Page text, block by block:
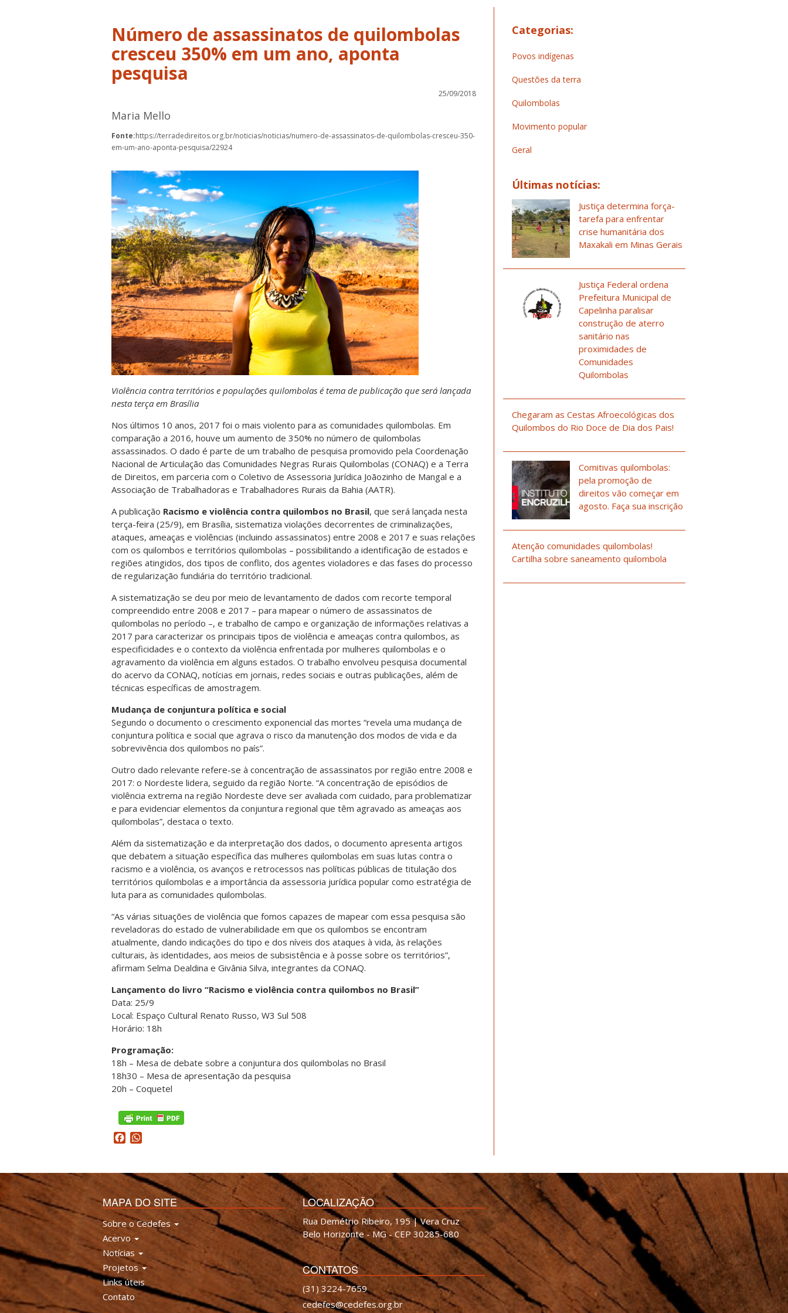
Número de assassinatos de quilombolas
cresceu 350% em um ano, aponta
pesquisa
25/09/2018
Maria Mello
Fonte:https://terradedireitos.org.br/noticias/noticias/numero-de-assassinatos-de-quilombolas-cresceu-350-
em-um-ano-aponta-pesquisa/22924
Violência contra territórios e populações quilombolas é tema de publicação que será lançada
nesta terça em Brasília
Nos últimos 10 anos, 2017 foi o mais violento para as comunidades quilombolas. Em
comparação a 2016, houve um aumento de 350% no número de quilombolas
assassinados. O dado é parte de um trabalho de pesquisa promovido pela Coordenação
Nacional de Articulação das Comunidades Negras Rurais Quilombolas (CONAQ) e a Terra
de Direitos, em parceria com o Coletivo de Assessoria Jurídica Joãozinho de Mangal e a
Associação de Trabalhadoras e Trabalhadores Rurais da Bahia (AATR).
A publicação Racismo e violência contra quilombos no Brasil, que será lançada nesta
terça-feira (25/9), em Brasília, sistematiza violações decorrentes de criminalizações,
ataques, ameaças e violências (incluindo assassinatos) entre 2008 e 2017 e suas relações
com os quilombos e territórios quilombolas – possibilitando a identificação de estados e
regiões atingidos, dos tipos de conflito, dos agentes violadores e das fases do processo
de regularização fundiária do território tradicional.
A sistematização se deu por meio de levantamento de dados com recorte temporal
compreendido entre 2008 e 2017 – para mapear o número de assassinatos de
quilombolas no período –, e trabalho de campo e organização de informações relativas a
2017 para caracterizar os principais tipos de violência e ameaças contra quilombos, as
especificidades e o contexto da violência enfrentada por mulheres quilombolas e o
agravamento da violência em alguns estados. O trabalho envolveu pesquisa documental
do acervo da CONAQ, notícias em jornais, redes sociais e outras publicações, além de
técnicas específicas de amostragem.
Mudança de conjuntura política e social
Segundo o documento o crescimento exponencial das mortes “revela uma mudança de
conjuntura política e social que agrava o risco da manutenção dos modos de vida e da
sobrevivência dos quilombos no país”.
Outro dado relevante refere-se à concentração de assassinatos por região entre 2008 e
2017: o Nordeste lidera, seguido da região Norte. “A concentração de episódios de
violência extrema na região Nordeste deve ser avalia­da com cuidado, para problematizar
e para evidenciar elementos da conjuntura regional que têm agravado as ameaças aos
quilombo­las”, destaca o texto.
Além da sistematização e da interpretação dos dados, o documento apresenta artigos
que debatem a situação específica das mulheres quilombolas em suas lutas contra o
racismo e a violência, os avanços e retrocessos nas políticas públicas de titulação dos
territórios quilombolas e a importância da assessoria jurídica popular como estratégia de
luta para as comunidades quilombolas.
“As várias situações de violência que fomos capazes de mapear com essa pesquisa são
reveladoras do estado de vulnerabilidade em que os quilombos se encontram
atualmente, dando indicações do tipo e dos níveis dos ataques à vida, às relações
culturais, às identidades, aos meios de subsistência e à posse sobre os territórios”,
afirmam Selma Dealdina e Givânia Silva, integrantes da CONAQ.
Lançamento do livro “Racismo e violência contra quilombos no Brasil”
Data: 25/9
Local: Espaço Cultural Renato Russo, W3 Sul 508
Horário: 18h
Programação:
18h – Mesa de debate sobre a conjuntura dos quilombolas no Brasil
18h30 – Mesa de apresentação da pesquisa
20h – Coquetel
Facebook
Categorias:
Povos indígenas
Questões da terra
Quilombolas
Movimento popular
Geral
Últimas notícias:
Justiça determina força-
tarefa para enfrentar
crise humanitária dos
Maxakali em Minas Gerais
Justiça Federal ordena
Prefeitura Municipal de
Capelinha paralisar
construção de aterro
sanitário nas
proximidades de
Comunidades
Quilombolas
Chegaram as Cestas Afroecológicas dos
Quilombos do Rio Doce de Dia dos Pais!
Comitivas quilombolas:
pela promoção de
direitos vão começar em
agosto. Faça sua inscrição
Atenção comunidades quilombolas!
Cartilha sobre saneamento quilombola
MAPA DO SITE
Sobre o Cedefes
Acervo
Notícias
Projetos
Links úteis
Contato
LOCALIZAÇÃO
Rua Demétrio Ribeiro, 195 | Vera Cruz
Belo Horizonte - MG - CEP 30285-680
CONTATOS
(31) 3224-7659
cedefes@cedefes.org.br